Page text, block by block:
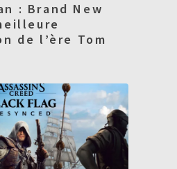
: Brand New
de l’ère Tom